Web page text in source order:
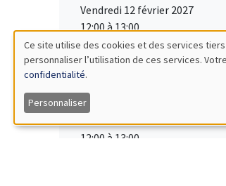
Vendredi 12 février 2027
12:00 à 13:00
Îlot Bernard du Bois
Vendredi 19 mars 2027
12:00 à 13:00
Utilisation
des
données
Ce site utilise des cookies et des services
personnaliser l’utilisation de ces services.
confidentialité.
Personnaliser